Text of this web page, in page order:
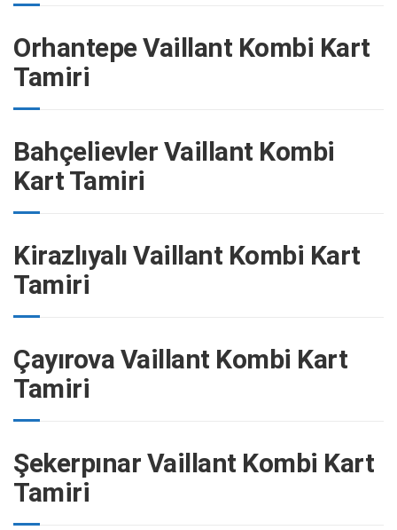
Orhantepe Vaillant Kombi Kart
Tamiri
Bahçelievler Vaillant Kombi
Kart Tamiri
Kirazlıyalı Vaillant Kombi Kart
Tamiri
Çayırova Vaillant Kombi Kart
Tamiri
Şekerpınar Vaillant Kombi Kart
Tamiri